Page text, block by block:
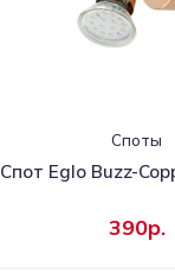
Споты
Спот Eglo Buzz-
390р.